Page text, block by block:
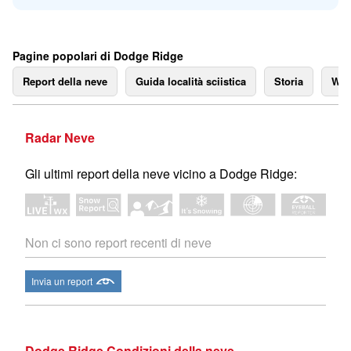
Pagine popolari di Dodge Ridge
Report della neve Guida località sciistica Storia
Radar Neve
Gli ultimi report della neve vicino a Dodge Ridge:
Non ci sono report recenti di neve
Invia un report